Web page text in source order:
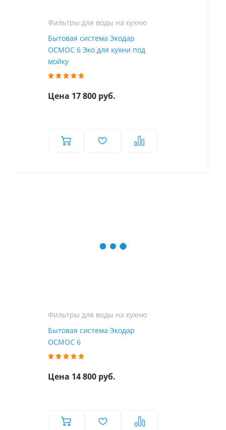
Фильтры для воды на кухню
Бытовая система Экодар
ОСМОС 6 Эко для кухни под
мойку
Цена 17 800 руб.
Фильтры для воды на кухню
Бытовая система Экодар
ОСМОС 6
Цена 14 800 руб.